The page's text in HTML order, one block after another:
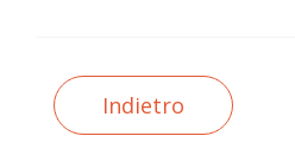
Indietro